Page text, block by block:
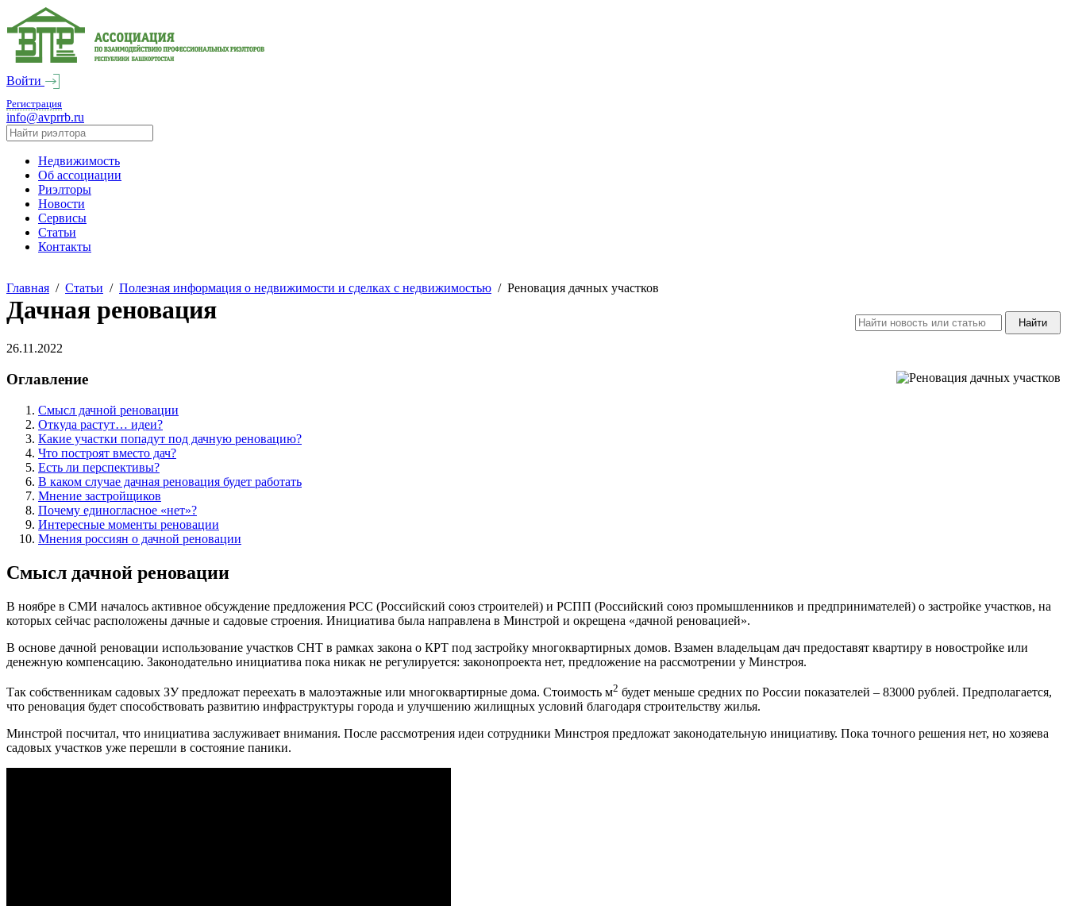
Войти
Регистрация
info@avprrb.ru
Недвижимость
Об ассоциации
Риэлторы
Новости
Сервисы
Статьи
Контакты
Главная / Статьи / Полезная информация о недвижимости и сделках с недвижимостью / Реновация дачных участков
Дачная реновация
26.11.2022
Оглавление
Смысл дачной реновации
Откуда растут… идеи?
Какие участки попадут под дачную реновацию?
Что построят вместо дач?
Есть ли перспективы?
В каком случае дачная реновация будет работать
Мнение застройщиков
Почему единогласное «нет»?
Интересные моменты реновации
Мнения россиян о дачной реновации
Смысл дачной реновации
В ноябре в СМИ началось активное обсуждение предложения РСС (Российский союз строителей) и РСПП (Российский союз промышленников и предпринимателей) о застройке участков, на
которых сейчас расположены дачные и садовые строения. Инициатива была направлена в Минстрой и окрещена «дачной реновацией».
В основе дачной реновации использование участков СНТ в рамках закона о КРТ под застройку многоквартирных домов. Взамен владельцам дач предоставят квартиру в новостройке или
денежную компенсацию. Законодательно инициатива пока никак не регулируется: законопроекта нет, предложение на рассмотрении у Минстроя.
Так собственникам садовых ЗУ предложат переехать в малоэтажные или многоквартирные дома. Стоимость м2 будет меньше средних по России показателей – 83000 рублей. Предполагается,
что реновация будет способствовать развитию инфраструктуры города и улучшению жилищных условий благодаря строительству жилья.
Минстрой посчитал, что инициатива заслуживает внимания. После рассмотрения идеи сотрудники Минстроя предложат законодательную инициативу. Пока точного решения нет, но хозяева
садовых участков уже перешли в состояние паники.